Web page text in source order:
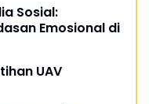
Sosial:
Emosional di
UAV